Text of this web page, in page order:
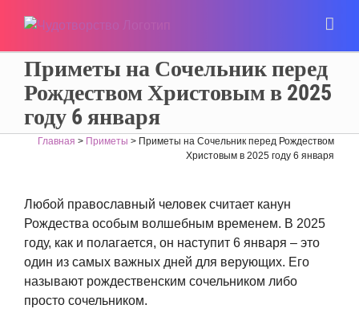
Приметы на Сочельник перед
Рождеством Христовым в 2025
году 6 января
Главная > Приметы > Приметы на Сочельник перед Рождеством
Христовым в 2025 году 6 января
Любой православный человек считает канун
Рождества особым волшебным временем. В 2025
году, как и полагается, он наступит 6 января – это
один из самых важных дней для верующих. Его
называют рождественским сочельником либо
просто сочельником.